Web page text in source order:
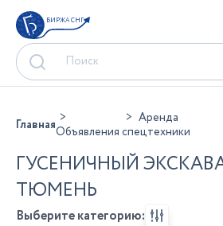
БИРЖА СНГ
ГлавнаяОбъявления
Аренда
спецтехники
ГУСЕНИЧНЫЙ
ТЮМЕНЬ
Выберите категорию: